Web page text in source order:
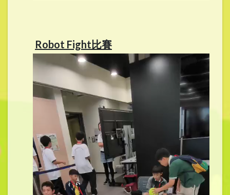
Robot Fight比賽